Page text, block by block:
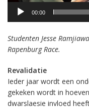
00:00
Studenten Jesse
Rapenburg Race.
Revalidatie
Ieder jaar wordt een
gekeken wordt in
dwarslaesie invloed